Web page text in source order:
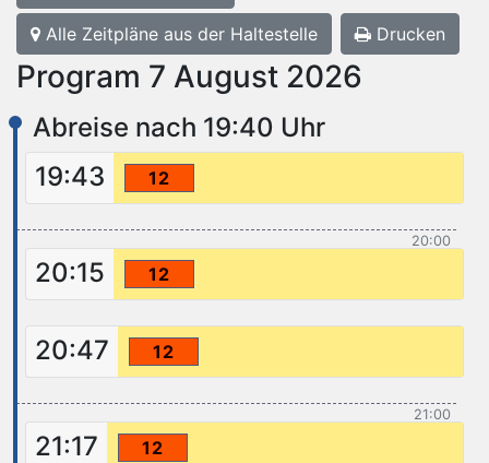
Alle Zeitpläne aus der Haltestelle Drucken
Program 7 August 2026
Abreise nach 19:40 Uhr
19:43
12
20:00
20:15 12
20:47 12
21:00
21:17 12